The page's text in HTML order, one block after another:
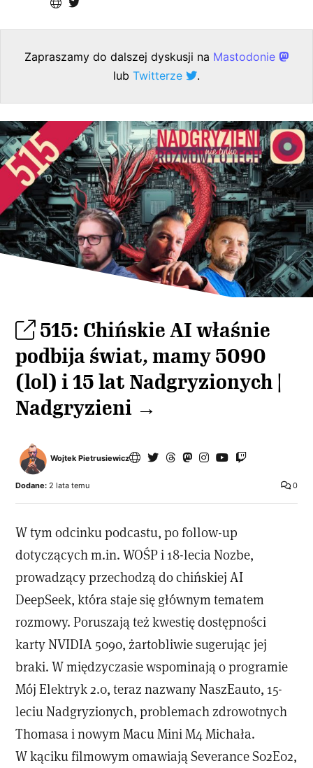
Zapraszamy do dalszej dyskusji na Mastodonie
lub Twitterze .
515: Chińskie AI właśnie
podbija świat, mamy 5090
(lol) i 15 lat Nadgryzionych |
Nadgryzieni →
Wojtek Pietrusiewicz
0
Dodane: 2 lata temu
W tym odcinku podcastu, po follow-up
dotyczących m.in. WOŚP i 18-lecia Nozbe,
prowadzący przechodzą do chińskiej AI
DeepSeek, która staje się głównym tematem
rozmowy. Poruszają też kwestię dostępności
karty NVIDIA 5090, żartobliwie sugerując jej
braki. W międzyczasie wspominają o programie
Mój Elektryk 2.0, teraz nazwany NaszEauto, 15-
leciu Nadgryzionych, problemach zdrowotnych
Thomasa i nowym Macu Mini M4 Michała.
W kąciku filmowym omawiają Severance S02E02,